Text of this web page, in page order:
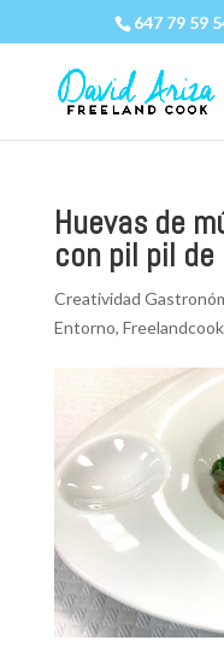
647 79 59
Huevas de
con pil pil
Creatividad
Entorno, Freelandcook